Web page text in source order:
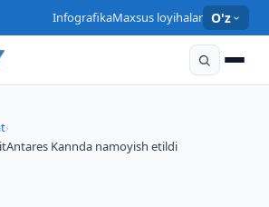
InfografikaMaxsus loyihalar O'z
›
Kannda namoyish etildi